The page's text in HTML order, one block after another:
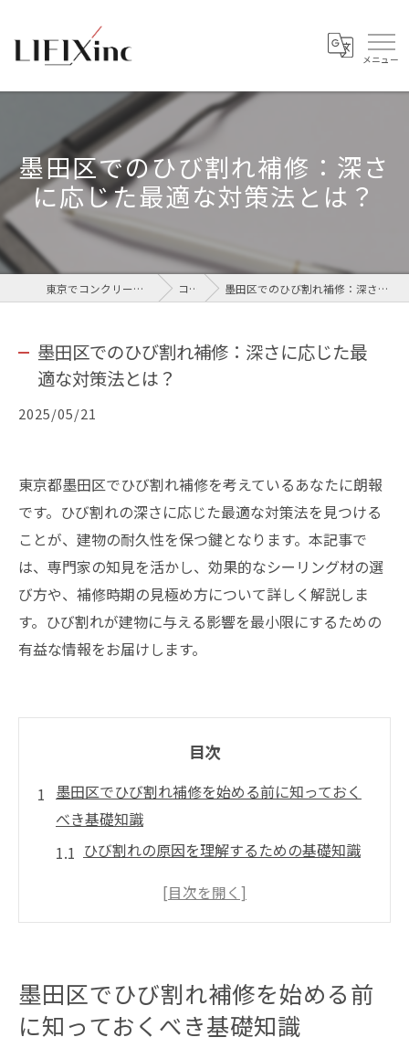
墨田区でのひび割れ補修：深さ
に応じた最適な対策法とは？
東京でコンクリートなら株式会社LIFIX コラム 墨田区でのひび割れ補修：深さに応じた最適な対策法とは？
墨田区でのひび割れ補修：深さに応じた最
適な対策法とは？
2025/05/21
東京都墨田区でひび割れ補修を考えているあなたに朗報
です。ひび割れの深さに応じた最適な対策法を見つける
ことが、建物の耐久性を保つ鍵となります。本記事で
は、専門家の知見を活かし、効果的なシーリング材の選
び方や、補修時期の見極め方について詳しく解説しま
す。ひび割れが建物に与える影響を最小限にするための
有益な情報をお届けします。
目次
墨田区でひび割れ補修を始める前に知っておく
べき基礎知識
ひび割れの原因を理解するための基礎知識
建物材質によるひび割れの特性
専門家に相談する際に準備すべき情報
ひび割れ補修の深さに応じた最適な対策法と
墨田区でひび割れ補修を始める前
に知っておくべき基礎知識